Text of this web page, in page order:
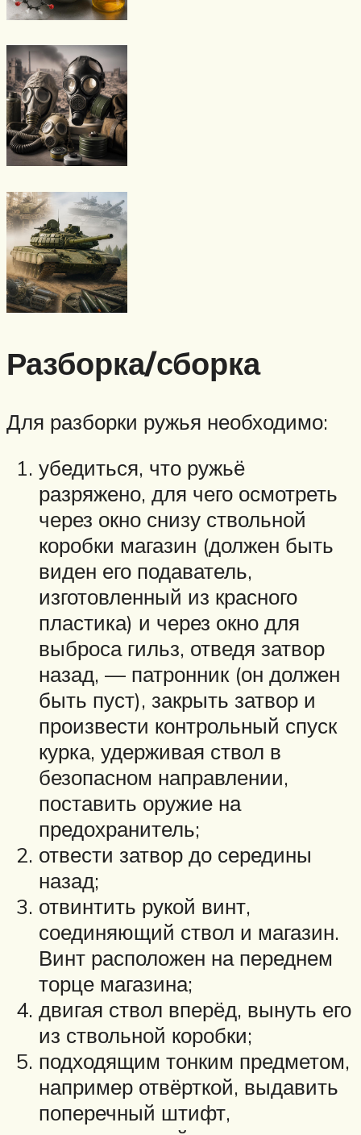
Разборка/сборка
Для разборки ружья необходимо:
убедиться, что ружьё
разряжено, для чего осмотреть
через окно снизу ствольной
коробки магазин (должен быть
виден его подаватель,
изготовленный из красного
пластика) и через окно для
выброса гильз, отведя затвор
назад, — патронник (он должен
быть пуст), закрыть затвор и
произвести контрольный спуск
курка, удерживая ствол в
безопасном направлении,
поставить оружие на
предохранитель;
отвести затвор до середины
назад;
отвинтить рукой винт,
соединяющий ствол и магазин.
Винт расположен на переднем
торце магазина;
двигая ствол вперёд, вынуть его
из ствольной коробки;
подходящим тонким предметом,
например отвёрткой, выдавить
поперечный штифт,